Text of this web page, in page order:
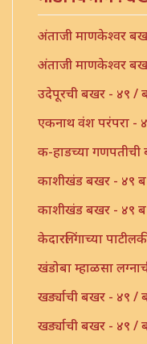
अंताजी माणकेश्वर
अंताजी माणकेश्वर
उदेपूरची बखर - ४९ /
एकनाथ वंश परंपरा -
क-हाडच्या
काशीखंड बखर - ४९
काशीखंड बखर - ४९ ब
केदारलिंगाच्या
खंडोबा म्हाळसा
खर्ड्याची बखर - ४९ /
खर्ड्याची बखर - ४९ /